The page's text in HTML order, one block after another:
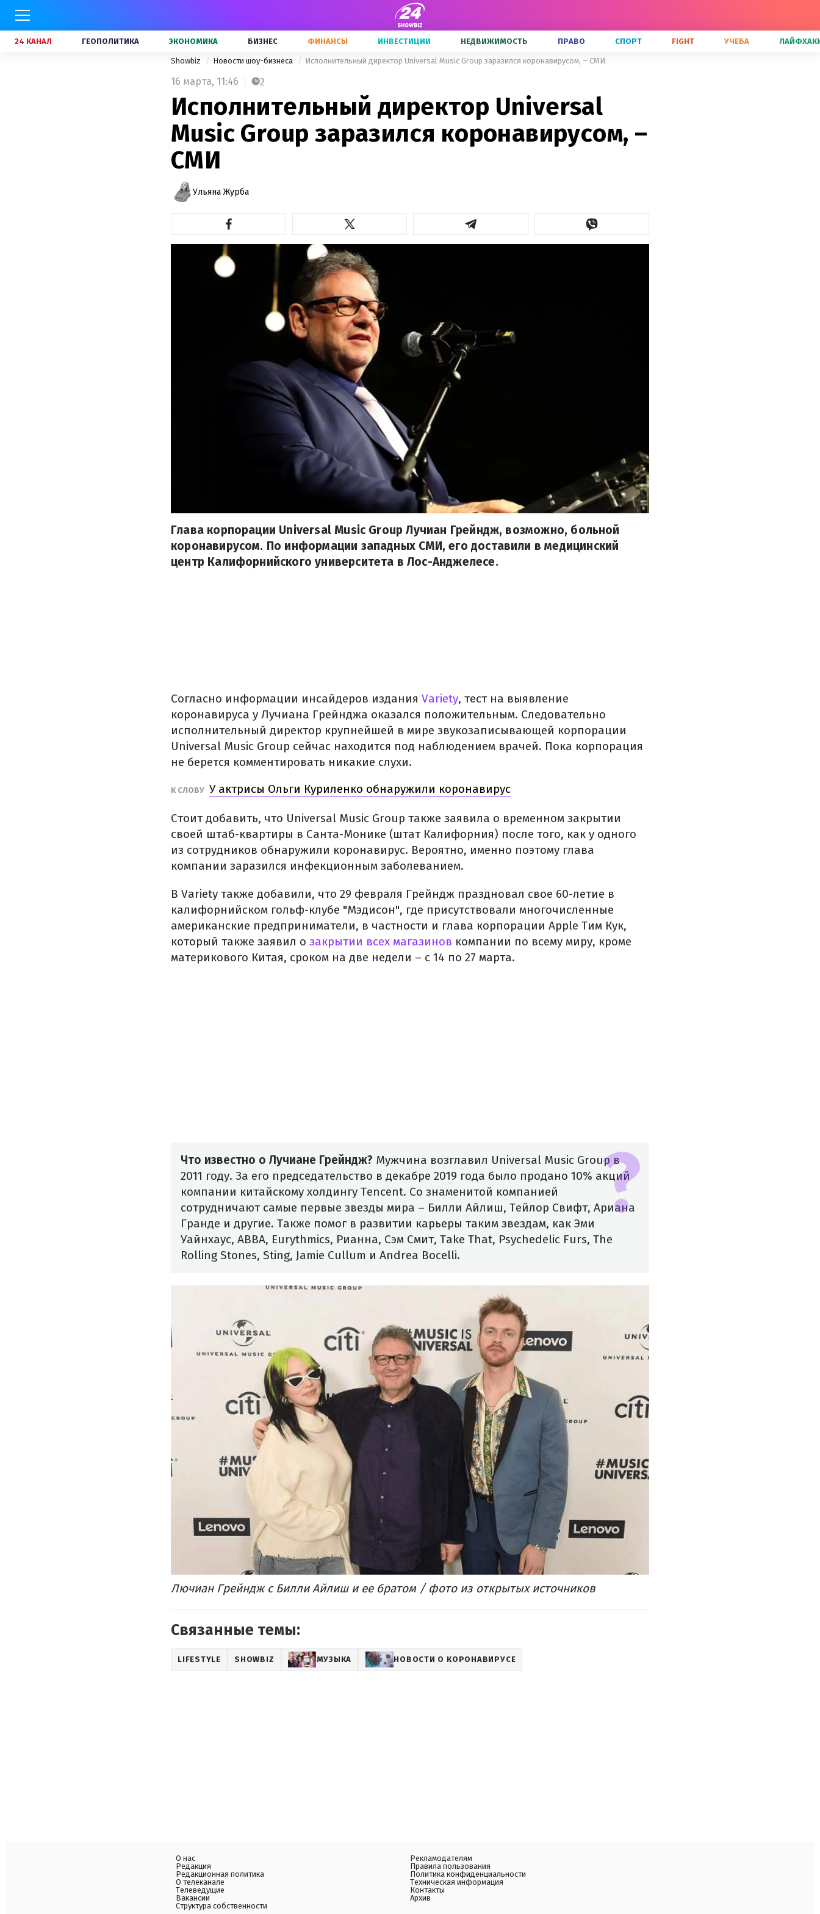
24 КАНАЛ ГЕОПОЛИТИКА ЭКОНОМИКА БИЗНЕС ФИНАНСЫ ИНВЕСТИЦИИ НЕДВИЖИМОСТЬ ПРАВО СПОРТ FIGHT УЧЕБА
Showbiz Новости шоу-бизнеса Исполнительный директор Universal Music Group заразился коронавирусом, – СМИ
16 марта, 11:46 2
Исполнительный директор Universal
Music Group заразился коронавирусом, –
СМИ
Ульяна Журба
Глава корпорации Universal Music Group Лучиан Грейндж, возможно, больной
коронавирусом. По информации западных СМИ, его доставили в медицинский
центр Калифорнийского университета в Лос-Анджелесе.
Согласно информации инсайдеров издания Variety, тест на выявление
коронавируса у Лучиана Грейнджа оказался положительным. Следовательно
исполнительный директор крупнейшей в мире звукозаписывающей корпорации
Universal Music Group сейчас находится под наблюдением врачей. Пока корпорация
не берется комментировать никакие слухи.
К СЛОВУ У актрисы Ольги Куриленко обнаружили коронавирус
Стоит добавить, что Universal Music Group также заявила о временном закрытии
своей штаб-квартиры в Санта-Монике (штат Калифорния) после того, как у одного
из сотрудников обнаружили коронавирус. Вероятно, именно поэтому глава
компании заразился инфекционным заболеванием.
В Variety также добавили, что 29 февраля Грейндж праздновал свое 60-летие в
калифорнийском гольф-клубе "Мэдисон", где присутствовали многочисленные
американские предприниматели, в частности и глава корпорации Apple Тим Кук,
который также заявил о закрытии всех магазинов компании по всему миру, кроме
материкового Китая, сроком на две недели – с 14 по 27 марта.
Что известно о Лучиане Грейндж? Мужчина возглавил Universal Music Group в
2011 году. За его председательство в декабре 2019 года было продано 10% акций
компании китайскому холдингу Tencent. Со знаменитой компанией
сотрудничают самые первые звезды мира – Билли Айлиш, Тейлор Свифт, Ариана
Гранде и другие. Также помог в развитии карьеры таким звездам, как Эми
Уайнхаус, ABBA, Eurythmics, Рианна, Сэм Смит, Take That, Psychedelic Furs, The
Rolling Stones, Sting, Jamie Cullum и Andrea Bocelli.
Лючиан Грейндж с Билли Айлиш и ее братом / фото из открытых источников
Связанные темы:
LIFESTYLE SHOWBIZ МУЗЫКА НОВОСТИ О КОРОНАВИРУСЕ
О нас
Редакция
Редакционная политика
О телеканале
Телеведущие
Вакансии
Структура собственности
Рекламодателям
Правила пользования
Политика конфиденциальности
Техническая информация
Контакты
Архив